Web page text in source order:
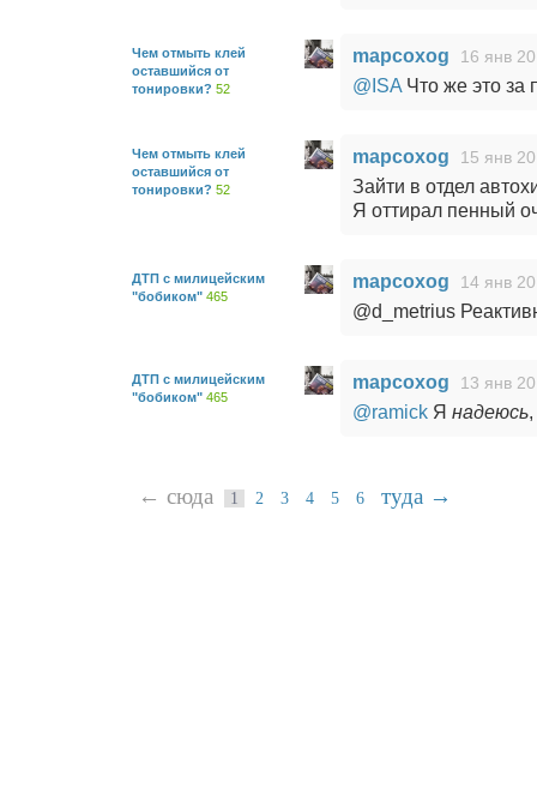
Чем отмыть клей
оставшийся от
тонировки? 52
mapcoxog 16 янв
@ISAЧто же это за
Чем отмыть клей
оставшийся от
тонировки? 52
mapcoxog 15 янв
Зайти в отдел
Я оттирал пенный
ДТП с милицейским
"бобиком" 465
mapcoxog 14 янв
@d_metrius
ДТП с милицейским
"бобиком" 465
mapcoxog 13 янв
@ramickЯ надеюсь,
← сюда 1 2 3 4 5 6 туда →